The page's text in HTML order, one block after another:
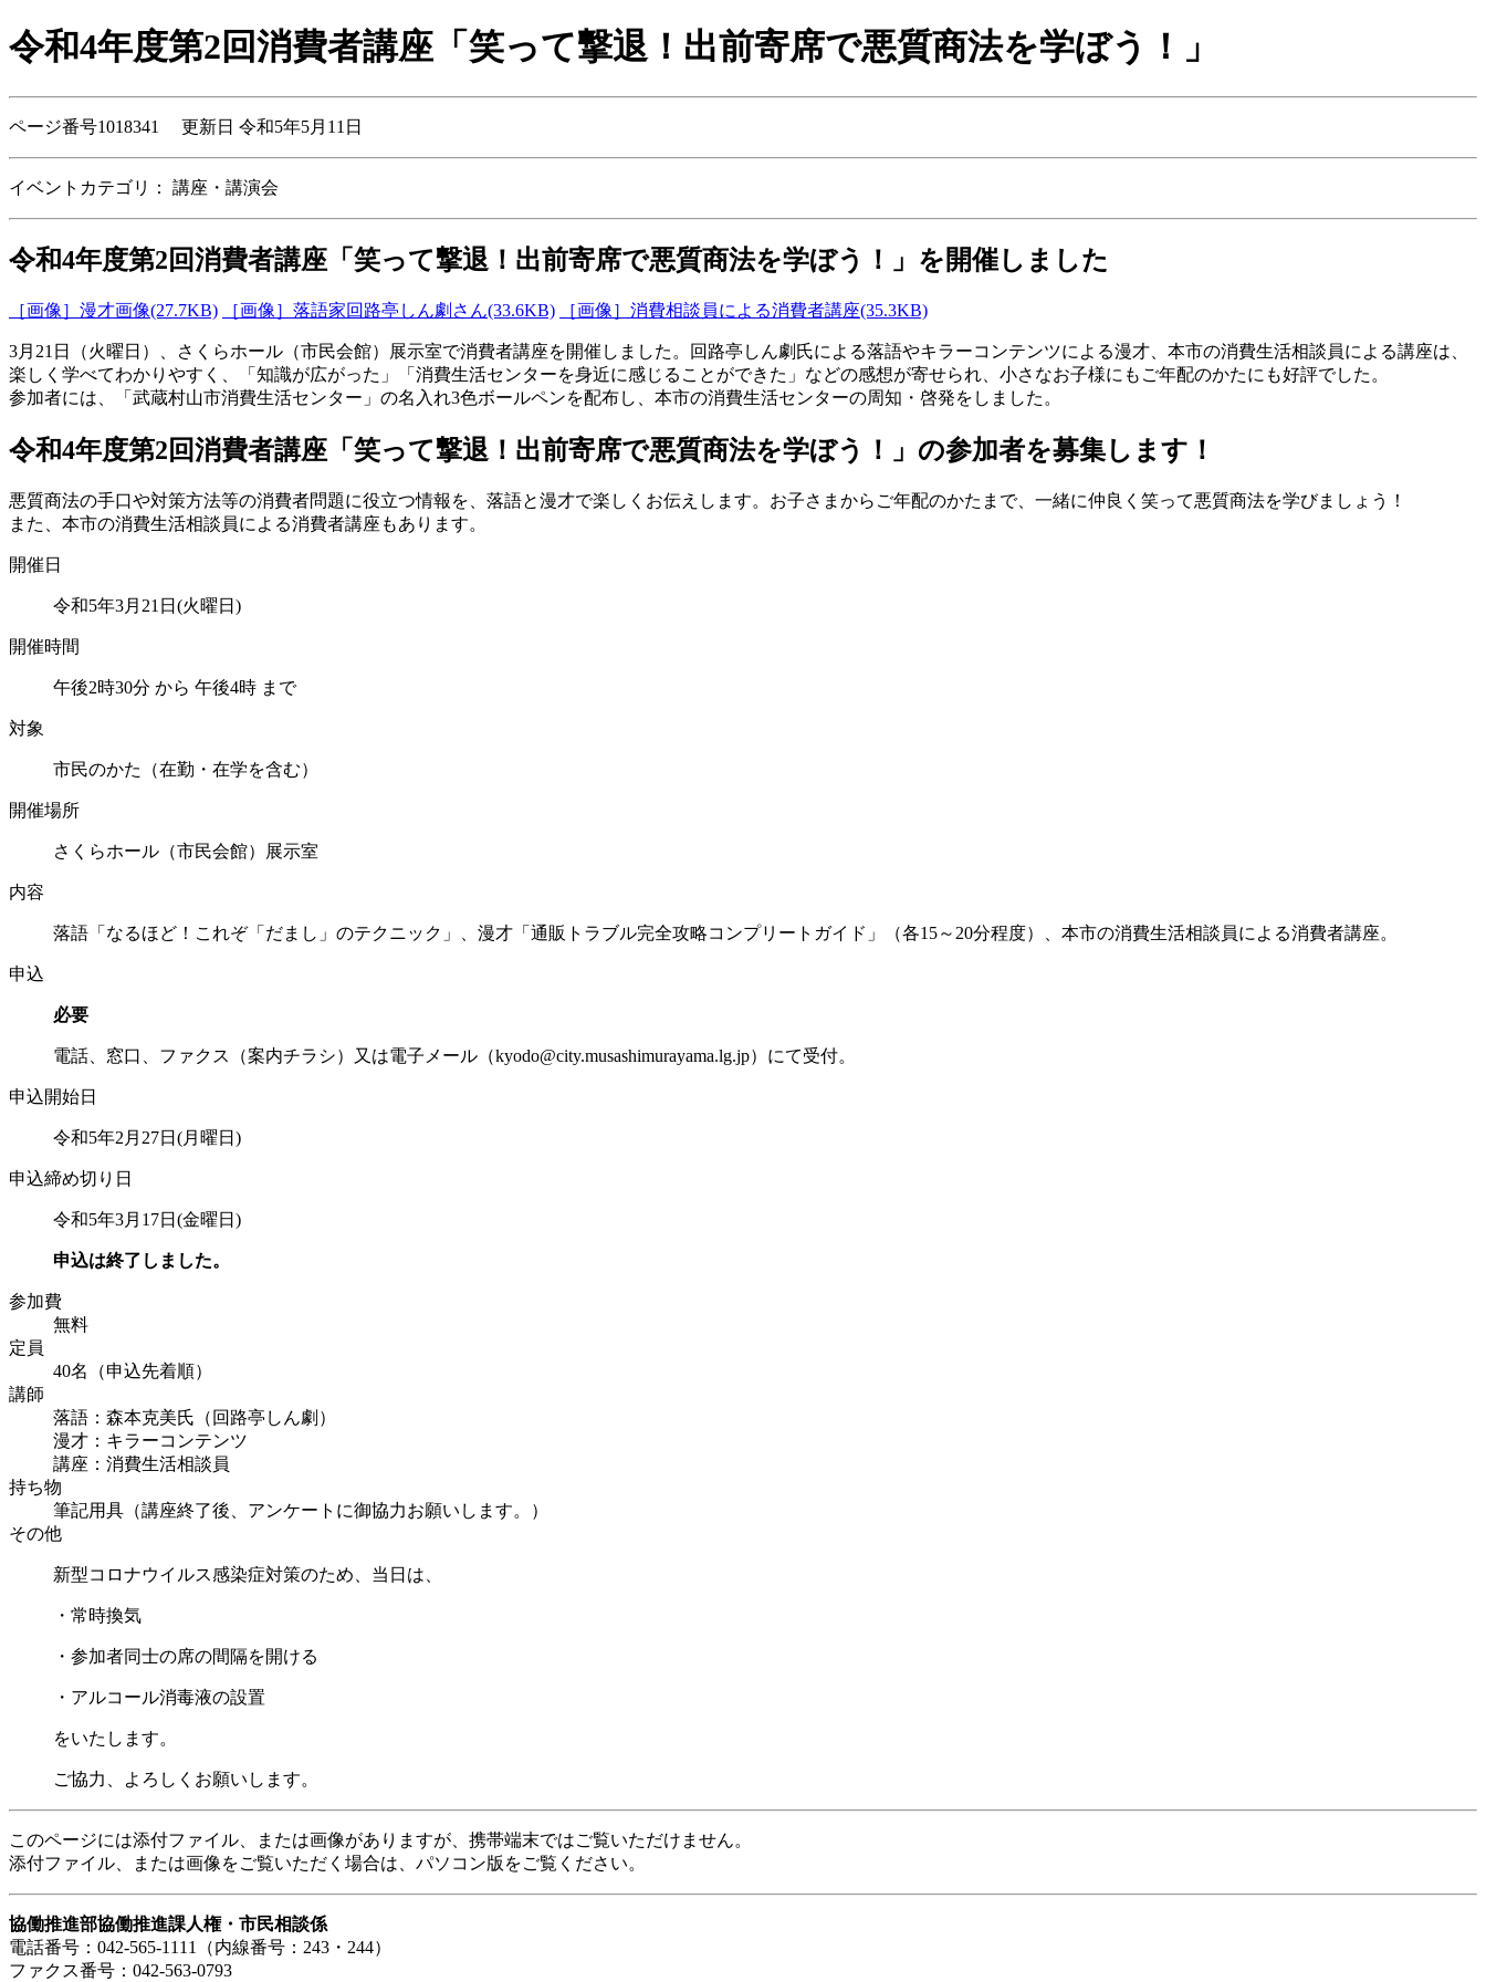
令和4年度第2回消費者講座「笑って撃退！出前寄席で悪質商法を学ぼう！」
ページ番号1018341 更新日 令和5年5月11日
イベントカテゴリ： 講座・講演会
令和4年度第2回消費者講座「笑って撃退！出前寄席で悪質商法を学ぼう！」を開催しました
［画像］漫才画像(27.7KB) ［画像］落語家回路亭しん劇さん(33.6KB) ［画像］消費相談員による消費者講座(35.3KB)
3月21日（火曜日）、さくらホール（市民会館）展示室で消費者講座を開催しました。回路亭しん劇氏による落語やキラーコンテンツによる漫才、本市の消費生活相談員による講座は、
楽しく学べてわかりやすく、「知識が広がった」「消費生活センターを身近に感じることができた」などの感想が寄せられ、小さなお子様にもご年配のかたにも好評でした。
参加者には、「武蔵村山市消費生活センター」の名入れ3色ボールペンを配布し、本市の消費生活センターの周知・啓発をしました。
令和4年度第2回消費者講座「笑って撃退！出前寄席で悪質商法を学ぼう！」の参加者を募集します！
悪質商法の手口や対策方法等の消費者問題に役立つ情報を、落語と漫才で楽しくお伝えします。お子さまからご年配のかたまで、一緒に仲良く笑って悪質商法を学びましょう！
また、本市の消費生活相談員による消費者講座もあります。
開催日
令和5年3月21日(火曜日)
開催時間
午後2時30分 から 午後4時 まで
対象
市民のかた（在勤・在学を含む）
開催場所
さくらホール（市民会館）展示室
内容
落語「なるほど！これぞ「だまし」のテクニック」、漫才「通販トラブル完全攻略コンプリートガイド」（各15～20分程度）、本市の消費生活相談員による消費者講座。
申込
必要
電話、窓口、ファクス（案内チラシ）又は電子メール（kyodo@city.musashimurayama.lg.jp）にて受付。
申込開始日
令和5年2月27日(月曜日)
申込締め切り日
令和5年3月17日(金曜日)
申込は終了しました。
参加費
無料
定員
40名（申込先着順）
講師
落語：森本克美氏（回路亭しん劇）
漫才：キラーコンテンツ
講座：消費生活相談員
持ち物
筆記用具（講座終了後、アンケートに御協力お願いします。）
その他
新型コロナウイルス感染症対策のため、当日は、
・常時換気
・参加者同士の席の間隔を開ける
・アルコール消毒液の設置
をいたします。
ご協力、よろしくお願いします。
このページには添付ファイル、または画像がありますが、携帯端末ではご覧いただけません。
添付ファイル、または画像をご覧いただく場合は、パソコン版をご覧ください。
協働推進部協働推進課人権・市民相談係
電話番号：042-565-1111（内線番号：243・244）
ファクス番号：042-563-0793